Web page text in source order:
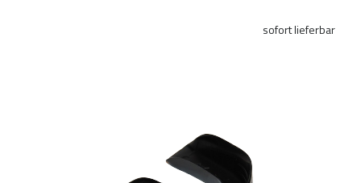
sofort lieferbar